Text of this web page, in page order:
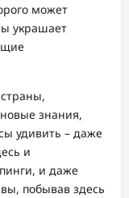
может
украшает
знания,
удивить – даже
и
и даже
побывав здесь